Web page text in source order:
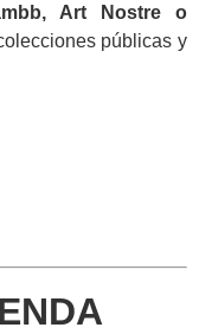
Art Nostre o
públicas y